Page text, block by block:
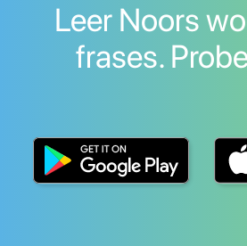
Leer Noors
frases.